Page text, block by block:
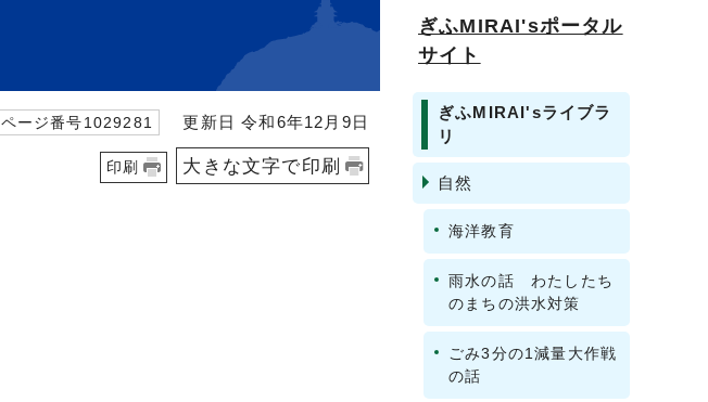
ページ番号1029281 更新日 令和6年12月9日
印刷 大きな文字で印刷
ぎふMIRAI'sポータル
サイト
ぎふMIRAI'sライブラ
リ
自然
海洋教育
雨水の話 わたしたち
のまちの洪水対策
ごみ3分の1減量大作戦
の話